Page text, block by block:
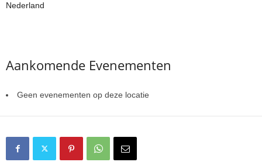
Nederland
Aankomende Evenementen
Geen evenementen op deze locatie